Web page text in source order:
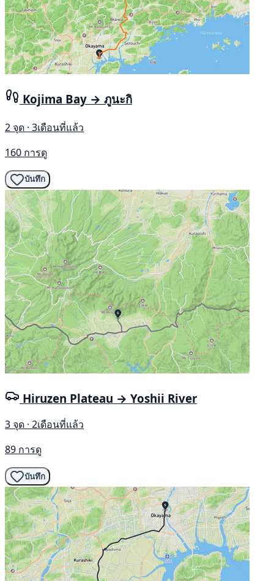
Kojima Bay → ภูนะกิ
2 จุด · 3เดือนที่แล้ว
160 การดู
บันทึก
Hiruzen Plateau → Yoshii River
3 จุด · 2เดือนที่แล้ว
89 การดู
บันทึก